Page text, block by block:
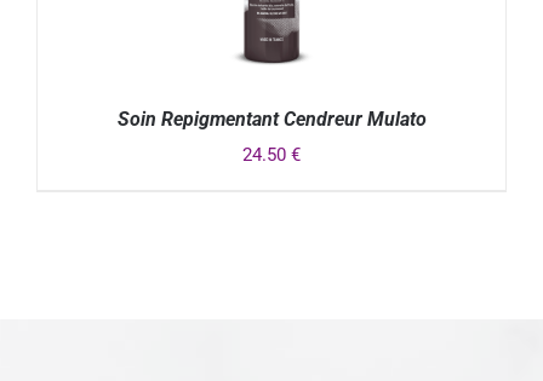
Soin Repigmentant Cendreur Mulato
24.50 €